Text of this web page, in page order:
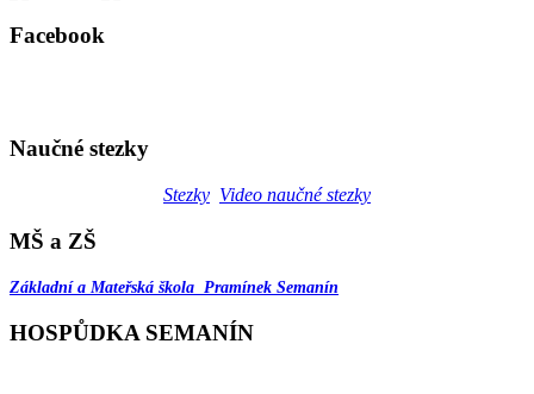
Facebook
Naučné stezky
Stezky Video naučné stezky
MŠ a ZŠ
Základní a Mateřská škola Pramínek Semanín
HOSPŮDKA SEMANÍN